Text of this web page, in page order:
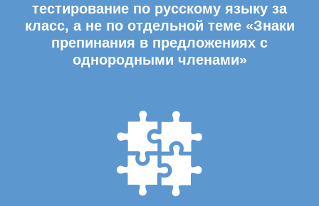
тестирование по русскому языку за
класс, а не по отдельной теме «Знаки
препинания в предложениях с
однородными членами»